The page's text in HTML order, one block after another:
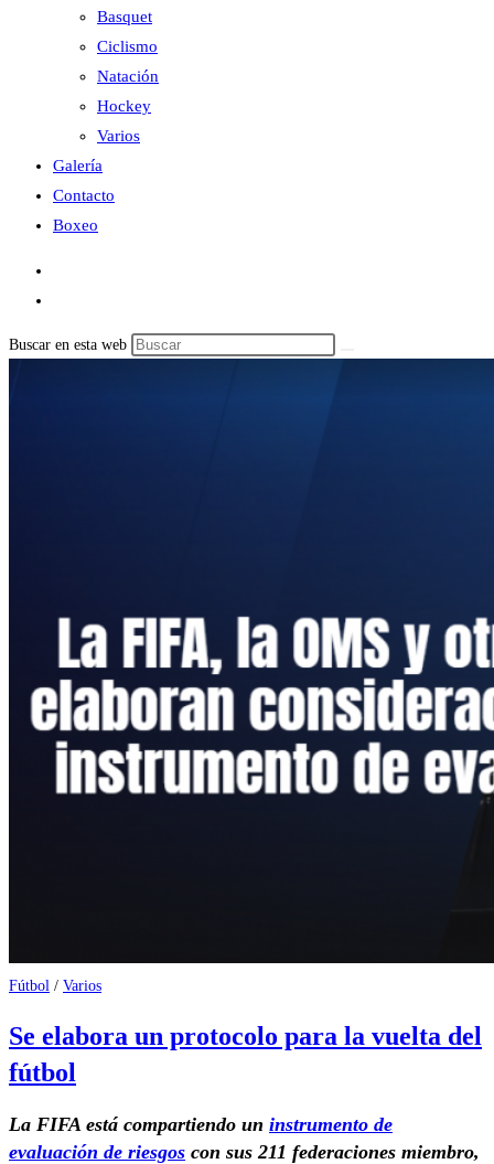
Basquet
Ciclismo
Natación
Hockey
Varios
Galería
Contacto
Boxeo
Buscar en esta web
Fútbol / Varios
Se elabora un protocolo para la vuelta del
fútbol
La FIFA está compartiendo un instrumento de
evaluación de riesgos con sus 211 federaciones miembro,